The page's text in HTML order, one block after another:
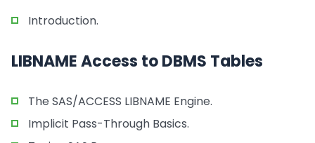
Introduction.
LIBNAME Access to DBMS Tables
The SAS/ACCESS LIBNAME Engine.
Implicit Pass-Through Basics.